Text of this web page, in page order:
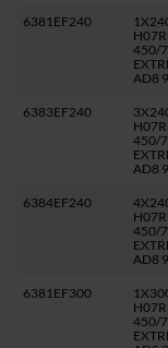
6381EF240
450/
AD8
6383EF240
450/
AD8
6384EF240
450/
AD8
6381EF300
450/